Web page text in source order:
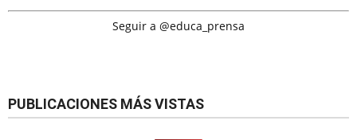
Seguir a @educa_prensa
PUBLICACIONES MÁS VISTAS